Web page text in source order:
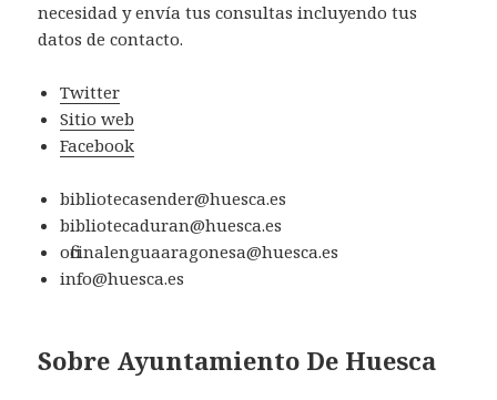
necesidad y envía tus consultas incluyendo tus
datos de contacto.
Twitter
Sitio web
Facebook
bibliotecasender@huesca.es
bibliotecaduran@huesca.es
oficinalenguaaragonesa@huesca.es
info@huesca.es
Sobre Ayuntamiento De Huesca